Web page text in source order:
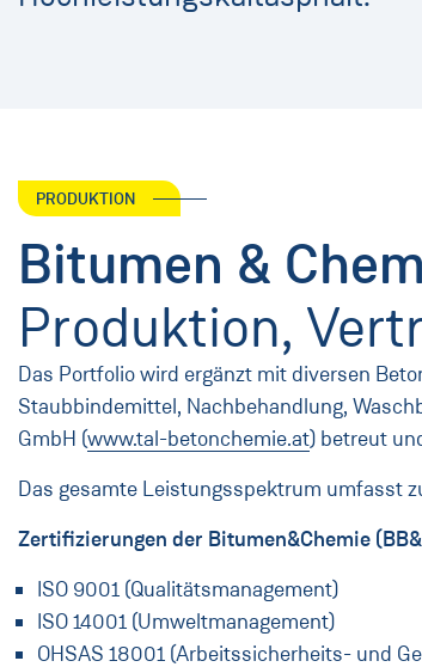
PRODUKTION
Bitumen &
Produktion,
Das Portfolio wird ergänzt mit diversen
Staubbindemittel, Nachbehandlung,
GmbH (www.tal-betonchemie.at) betreut
Das gesamte Leistungsspektrum umfasst
Zertifizierungen der Bitumen&Chemie
ISO 9001 (Qualitätsmanagement)
ISO 14001 (Umweltmanagement)
OHSAS 18001 (Arbeitssicherheits- und